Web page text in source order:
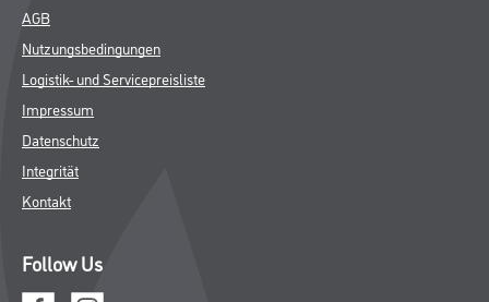
AGB
Nutzungsbedingungen
Logistik- und Servicepreisliste
Impressum
Datenschutz
Integrität
Kontakt
Follow Us